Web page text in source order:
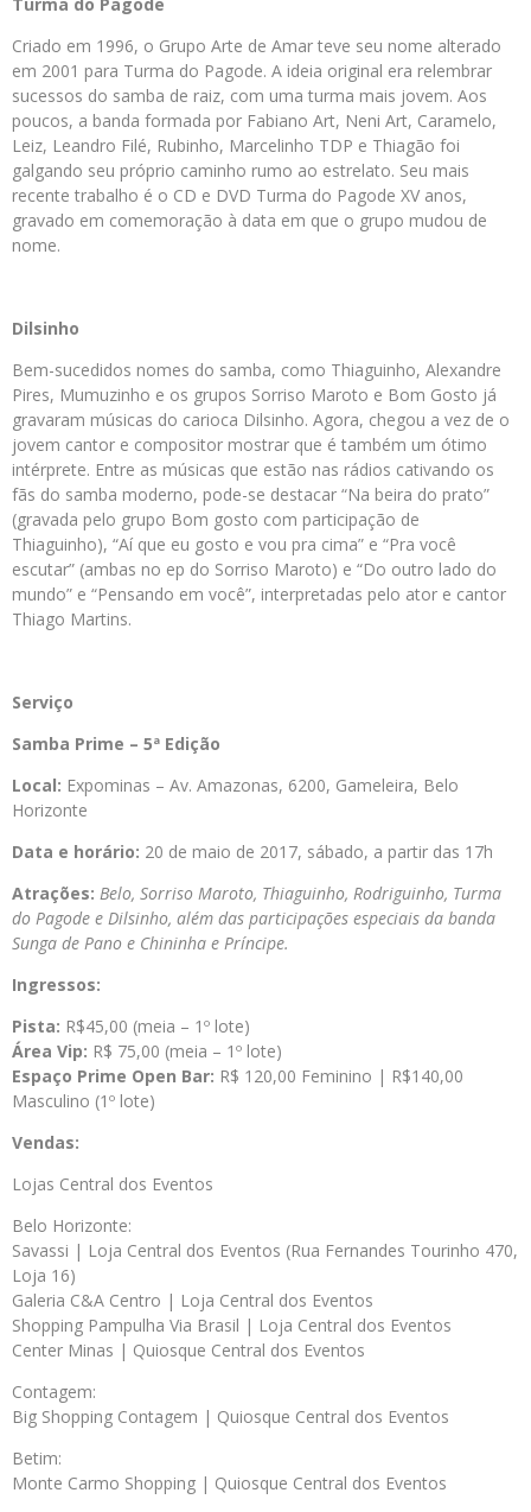
Criado em 1996, o Grupo Arte de Amar teve seu nome alterado
em 2001 para Turma do Pagode. A ideia original era relembrar
sucessos do samba de raiz, com uma turma mais jovem. Aos
poucos, a banda formada por Fabiano Art, Neni Art, Caramelo,
Leiz, Leandro Filé, Rubinho, Marcelinho TDP e Thiagão foi
galgando seu próprio caminho rumo ao estrelato. Seu mais
recente trabalho é o CD e DVD Turma do Pagode XV anos,
gravado em comemoração à data em que o grupo mudou de
nome.
Dilsinho
Bem-sucedidos nomes do samba, como Thiaguinho, Alexandre
Pires, Mumuzinho e os grupos Sorriso Maroto e Bom Gosto já
gravaram músicas do carioca Dilsinho. Agora, chegou a vez de o
jovem cantor e compositor mostrar que é também um ótimo
intérprete. Entre as músicas que estão nas rádios cativando os
fãs do samba moderno, pode-se destacar “Na beira do prato”
(gravada pelo grupo Bom gosto com participação de
Thiaguinho), “Aí que eu gosto e vou pra cima” e “Pra você
escutar” (ambas no ep do Sorriso Maroto) e “Do outro lado do
mundo” e “Pensando em você”, interpretadas pelo ator e cantor
Thiago Martins.
Serviço
Samba Prime – 5ª Edição
Local: Expominas – Av. Amazonas, 6200, Gameleira, Belo
Horizonte
Data e horário: 20 de maio de 2017, sábado, a partir das 17h
Atrações: Belo, Sorriso Maroto, Thiaguinho, Rodriguinho, Turma
do Pagode e Dilsinho, além das participações especiais da banda
Sunga de Pano e Chininha e Príncipe.
Ingressos:
Pista: R$45,00 (meia – 1º lote)
Área Vip: R$ 75,00 (meia – 1º lote)
Espaço Prime Open Bar: R$ 120,00 Feminino | R$140,00
Masculino (1º lote)
Vendas:
Lojas Central dos Eventos
Belo Horizonte:
Savassi | Loja Central dos Eventos (Rua Fernandes Tourinho 470,
Loja 16)
Galeria C&A Centro | Loja Central dos Eventos
Shopping Pampulha Via Brasil | Loja Central dos Eventos
Center Minas | Quiosque Central dos Eventos
Contagem:
Big Shopping Contagem | Quiosque Central dos Eventos
Betim:
Monte Carmo Shopping | Quiosque Central dos Eventos